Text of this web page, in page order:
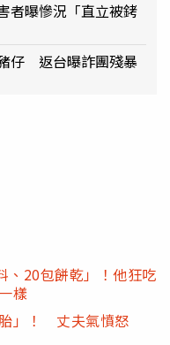
者曝慘況「直立被銬
仔 返台曝詐團殘暴
、20包餅乾」！他狂吃
樣
」！ 丈夫氣憤怒